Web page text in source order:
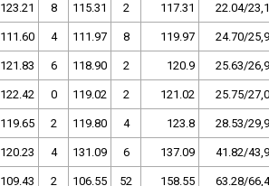
123.21 8 115.31 2 117.31 22.04/23,1
111.60 4 111.97 8 119.97 24.70/25,9
121.83 6 118.90 2 120.9 25.63/26,9
122.42 0 119.02 2 121.02 25.75/27,0
119.65 2 119.80 4 123.8 28.53/29,9
120.23 4 131.09 6 137.09 41.82/43,9
109.43 2 106.55 52 158.55 63.28/66,4